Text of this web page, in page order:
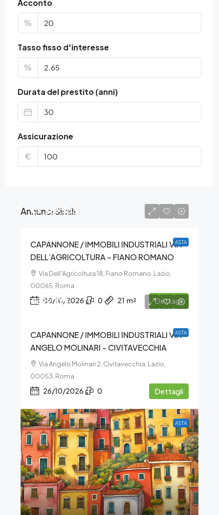
Acconto
%
Tasso fisso d'interesse
%
Durata del prestito (anni)
Assicurazione
€
Annunci Simili
ASTA
€3.285.503
CAPANNONE / IMMOBILI INDUSTRIALI VIA
DELL’AGRICOLTURA – FIANO ROMANO
Via Dell'Agricoltura 18, Fiano Romano, Lazio,
00065, Roma
08/10/2026 0 21 m² Dettagli
ASTA
€399.375
CAPANNONE / IMMOBILI INDUSTRIALI VIA
ANGELO MOLINARI – CIVITAVECCHIA
Via Angelo Molinari 2, Civitavecchia, Lazio,
00053, Roma
26/10/2026 0 Dettagli
ASTA